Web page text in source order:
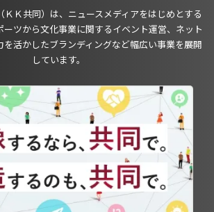
ＫＫ共同）は、ニュースメディアをはじめとする
ーツから文化事業に関するイベント運営、ネット
を活かしたブランディングなど幅広い事業を展開
しています。